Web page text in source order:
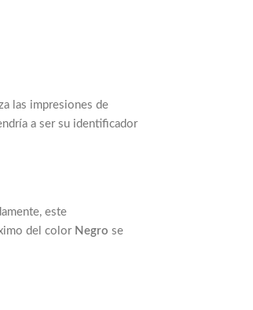
las impresiones de
a ser su identificador
este
del color Negro se